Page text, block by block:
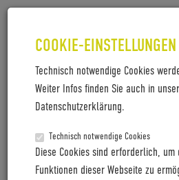
COOKIE-EINSTELLUNGEN
Technisch notwendige Cookies
Weiter Infos finden Sie auch in
Datenschutzerklärung.
Technisch notwendige Cookies
Diese Cookies sind erforderlich,
Funktionen dieser Webseite zu
190423_BZEN_DIE
190423_Bzen_die neue eBike